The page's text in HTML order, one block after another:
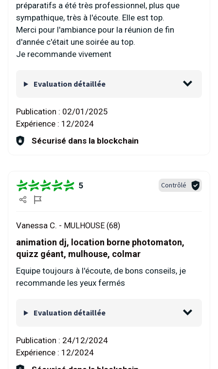
préparatifs a été très professionnel, plus que
sympathique, très à l'écoute. Elle est top.
Merci pour l'ambiance pour la réunion de fin
d'année c'était une soirée au top.
Je recommande vivement
Evaluation détaillée
Publication : 02/01/2025
Expérience : 12/2024
Sécurisé dans la blockchain
5 Contrôlé
Vanessa C. - MULHOUSE (68)
animation dj, location borne photomaton,
quizz géant, mulhouse, colmar
Equipe toujours à l'écoute, de bons conseils, je
recommande les yeux fermés
Evaluation détaillée
Publication : 24/12/2024
Expérience : 12/2024